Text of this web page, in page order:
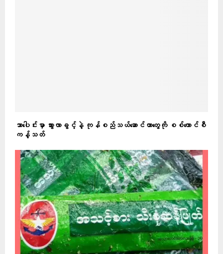
သာပေါင်းမှာ သွားလာခွင့်နဲ့ ကုန်စည်သယ်ဆောင်တာတွေကို စစ်ကောင်စီ
ကန့်သတ်